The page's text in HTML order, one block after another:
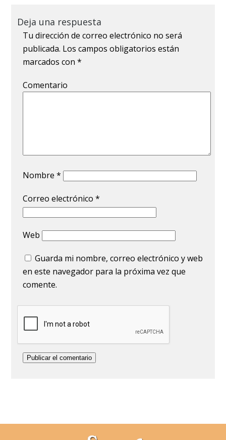
Deja una respuesta
Tu dirección de correo electrónico no será
publicada. Los campos obligatorios están
marcados con*
Comentario
Nombre*
Correo electrónico*
Web
Guarda mi nombre, correo electrónico y web
en este navegador para la próxima vez que
comente.